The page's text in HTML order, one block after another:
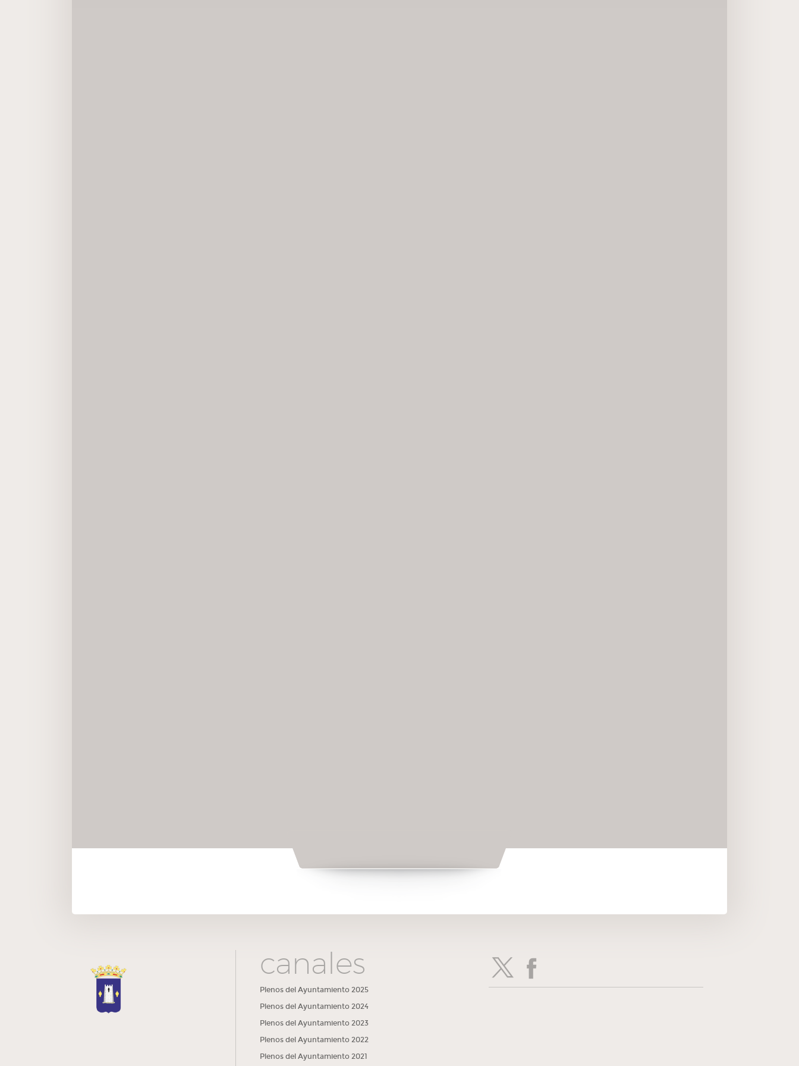
canales
Plenos del Ayuntamiento 2025
Plenos del Ayuntamiento 2024
Plenos del Ayuntamiento 2023
Plenos del Ayuntamiento 2022
Plenos del Ayuntamiento 2021